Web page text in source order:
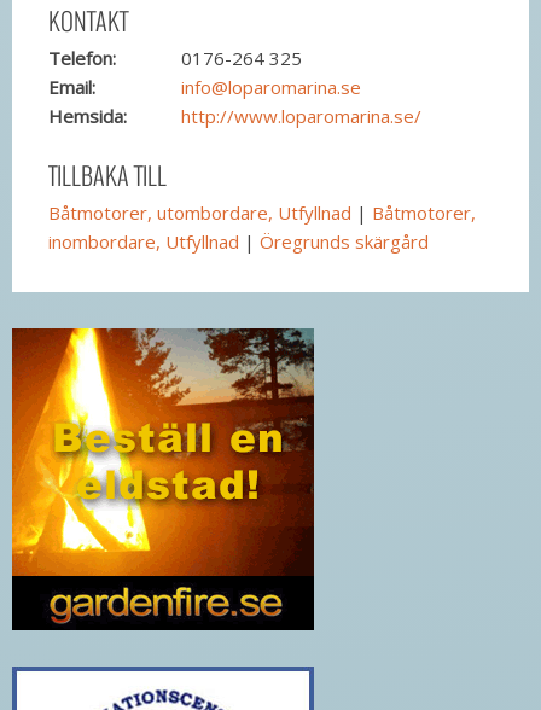
KONTAKT
Telefon:
0176-264 325
Email:
info@loparomarina.se
Hemsida:
http://www.loparomarina.se/
TILLBAKA TILL
Båtmotorer, utombordare, Utfyllnad | Båtmotorer,
inombordare, Utfyllnad | Öregrunds skärgård